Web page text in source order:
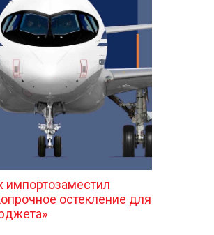
импортозаместил
остекление для